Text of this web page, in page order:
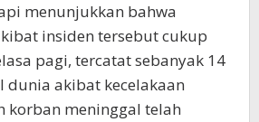
menunjukkan bahwa
insiden tersebut cukup
pagi, tercatat sebanyak 14
dunia akibat kecelakaan
korban meninggal telah